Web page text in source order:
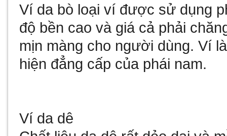
Ví da bò loại ví được sử dụng
độ bền cao và giá cả phải
mịn màng cho người dùng. Ví
hiện đẳng cấp của phái nam.
Ví da dê